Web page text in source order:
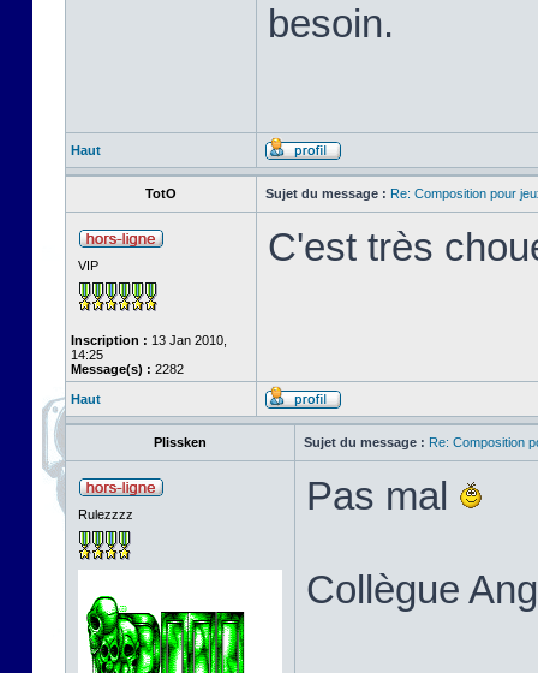
besoin.
Haut
TotO Sujet du message : Re: Composition pour
VIP
Inscription : 13 Jan 2010,
14:25
Message(s) : 2282
C'est très
Haut
Plissken Sujet du message : Re: Composition
Rulezzzz Pas mal
Collègue